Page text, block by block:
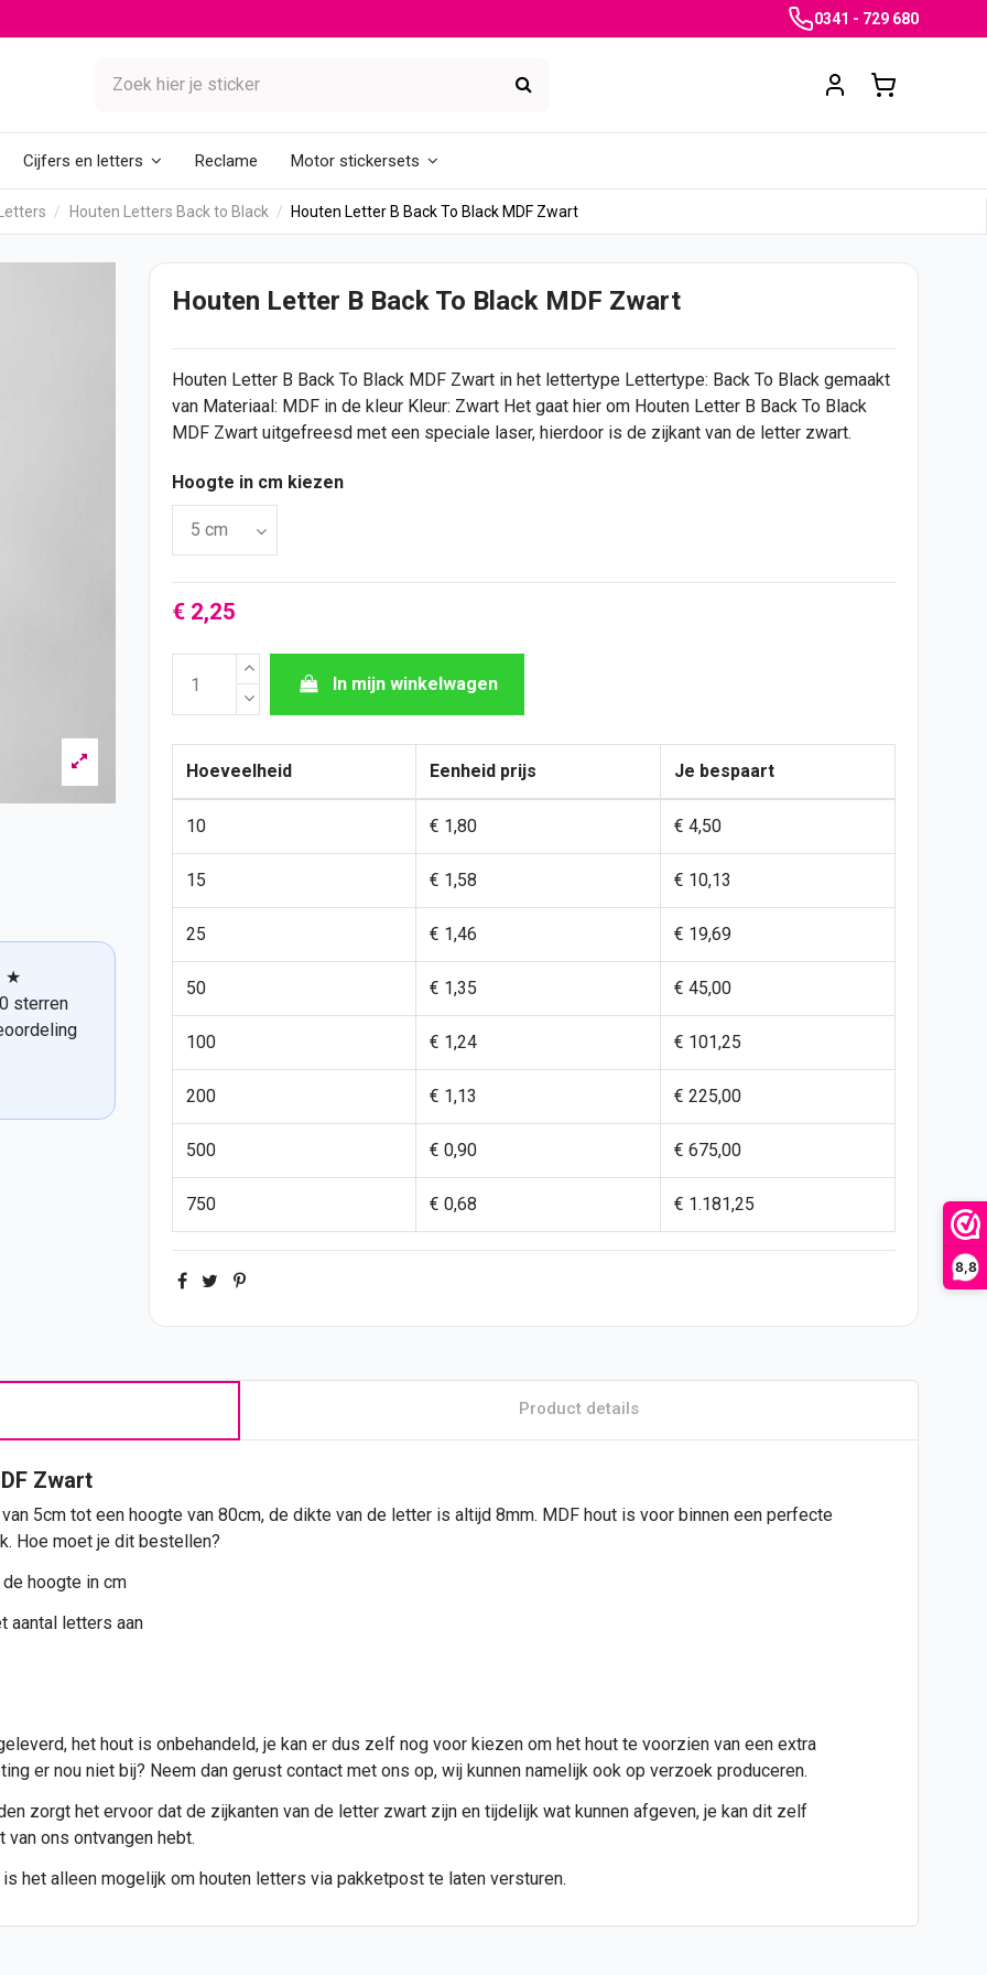
8,8
0341 - 729 680
Cijfers en letters Reclame Motor stickersets
Houten Letters Back to Black Houten Letter B Back To Black MDF Zwart
★
sterren
Houten Letter B Back To Black MDF Zwart
Houten LetterB Back To Black MDF Zwart in het lettertype Lettertype: Back To Black gemaakt
van Materiaal: MDF in de kleur Kleur: Zwart Het gaat hier om Houten Letter B Back To Black
MDF Zwart uitgefreesd met een speciale laser, hierdoor is de zijkant van de letter zwart.
Hoogte in cm kiezen
€ 2,25
In mijn winkelwagen
Hoeveelheid Eenheid prijs Je bespaart
10 € 1,80 € 4,50
15 € 1,58 € 10,13
25 € 1,46 € 19,69
50 € 1,35 € 45,00
100 € 1,24 € 101,25
200 € 1,13 € 225,00
500 € 0,90 € 675,00
750 € 0,68 € 1.181,25
Product details
Zwart
5cm tot een hoogte van 80cm, de dikte van de letter is altijd 8mm. MDF hout is voor binnen een perfecte
Hoe moet je dit bestellen?
hoogte in cm
aantal letters aan
het hout is onbehandeld, je kan er dus zelf nog voor kiezen om het hout te voorzien van een extra
er nou niet bij? Neem dan gerust contact met ons op, wij kunnen namelijk ook op verzoek produceren.
zorgt het ervoor dat de zijkanten van de letter zwart zijn en tijdelijk wat kunnen afgeven, je kan dit zelf
ons ontvangen hebt.
het alleen mogelijk om houten letters via pakketpost te laten versturen.